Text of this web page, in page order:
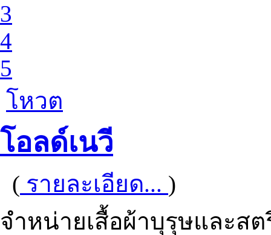
3
4
5
โหวต
โอลด์เนวี
( รายละเอียด... )
จำหน่ายเสื้อผ้าบุรุษและส